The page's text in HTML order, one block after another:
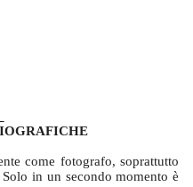
come fotografo, soprattutto
in un secondo momento è